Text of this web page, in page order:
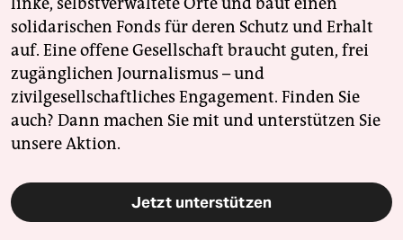
solidarischen Fonds für deren Schutz und Erhalt
auf. Eine offene Gesellschaft braucht guten, frei
zugänglichen Journalismus – und
zivilgesellschaftliches Engagement. Finden Sie
auch? Dann machen Sie mit und unterstützen Sie
unsere Aktion.
Jetzt unterstützen